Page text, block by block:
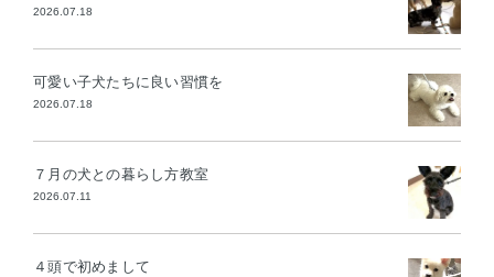
2026.07.18
可愛い子犬たちに良い習慣を
2026.07.18
７月の犬との暮らし方教室
2026.07.11
４頭で初めまして